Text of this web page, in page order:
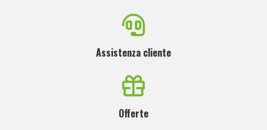
Assistenza cliente
Offerte